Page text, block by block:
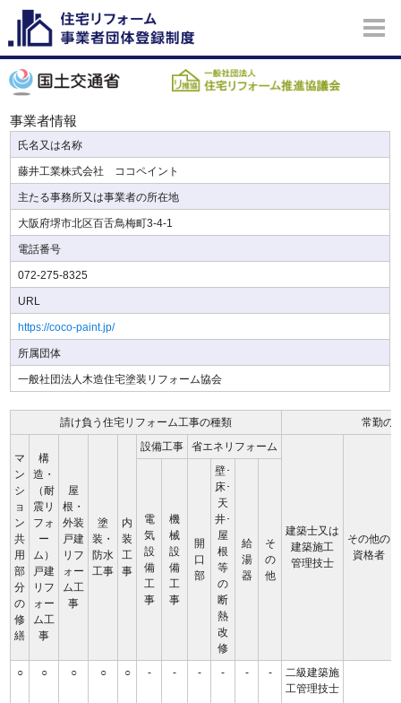
事業者情報
氏名又は名称
藤井工業株式会社 ココペイント
主たる事務所又は事業者の所在地
大阪府堺市北区百舌鳥梅町3-4-1
電話番号
072-275-8325
URL
https://coco-paint.jp/
所属団体
一般社団法人木造住宅塗装リフォーム協会
請け負う住宅リフォーム工事の種類 常勤の
マ
ン
シ
ョ
ン
共
用
部
分
の
修
繕
構
造・
（耐
震リ
フォ
ー
ム）
戸建
リフ
ォー
ム工
事
屋
根・
外装
戸建
リフ
ォー
ム工
事
塗
装・
防水
工事
内
装
工
事
設備工事 省エネリフォーム
建築士又は
建築施工
管理技士
その他の
資格者
電
気
設
備
工
事
機
械
設
備
工
事
開
口
部
壁･
床･
天
井･
屋
根
等
の
断
熱
改
修
給
湯
器
そ
の
他
○ ○ ○ ○ ○ - - - - - -
二級建築施
工管理技士